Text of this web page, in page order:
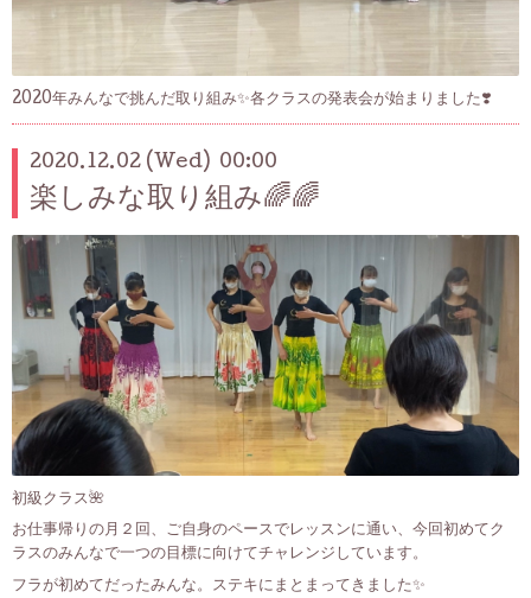
2020年みんなで挑んだ取り組み✨各クラスの発表会が始まりました❣️
2020.12.02 (Wed) 00:00
楽しみな取り組み🌈🌈
初級クラス🌺
お仕事帰りの月２回、ご自身のペースでレッスンに通い、今回初めてク
ラスのみんなで一つの目標に向けてチャレンジしています。
フラが初めてだったみんな。ステキにまとまってきました✨